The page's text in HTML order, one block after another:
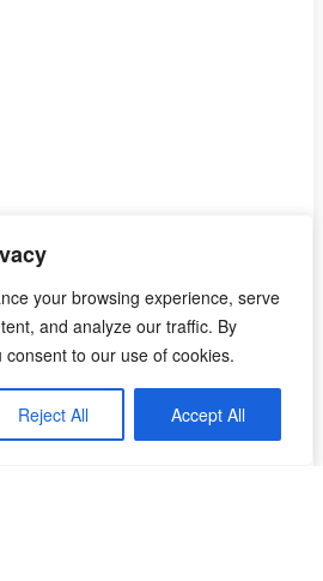
your browsing experience, serve
and analyze our traffic. By
to our use of cookies.
Reject All Accept All